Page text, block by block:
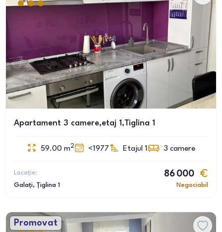
Apartament 3 camere,etaj 1,Tiglina 1
59.00 m2 <1977 Etajul 1 3 camere
Locație:
Galați, Țiglina 1
86 000
Negociabil
Promovat